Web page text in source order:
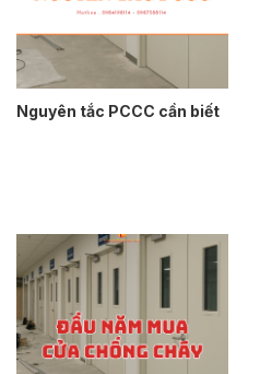
Nguyên tắc PCCC cần biết